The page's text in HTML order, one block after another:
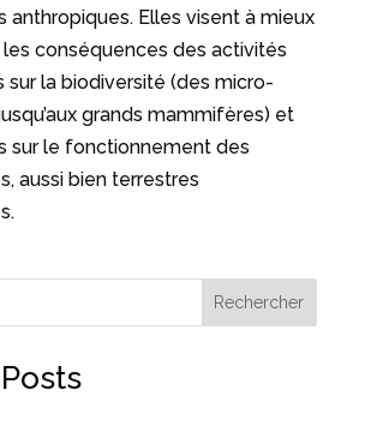
anthropiques. Elles visent à mieux
conséquences des activités
sur la biodiversité (des micro-
grands mammifères) et
sur le fonctionnement des
aussi bien terrestres
Rechercher